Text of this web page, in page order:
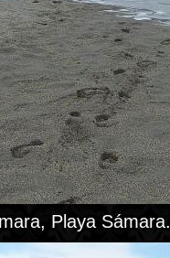
Playa Sámara.